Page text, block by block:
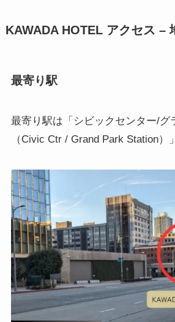
KAWADA HOTEL アクセス –
最寄り駅
最寄り駅は「シビックセンター/グ
（Civic Ctr / Grand Park Station）